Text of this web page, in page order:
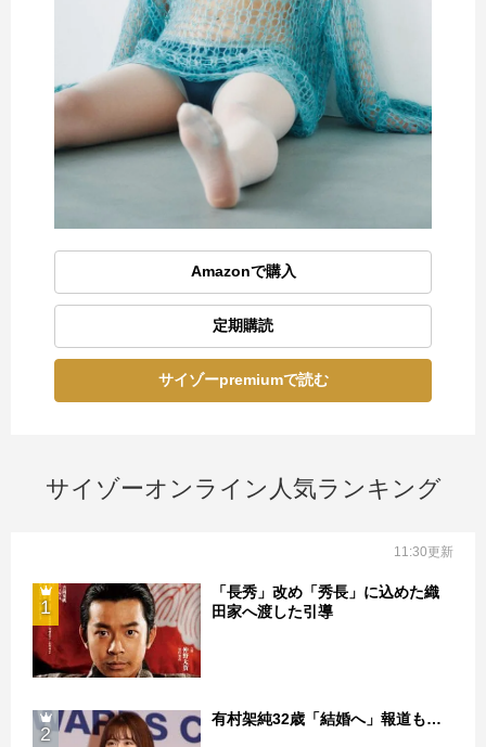
Amazonで購入
定期購読
サイゾーpremiumで読む
サイゾーオンライン人気ランキング
11:30更新
1
「長秀」改め「秀長」に込めた織
田家へ渡した引導
2
有村架純32歳「結婚へ」報道も…